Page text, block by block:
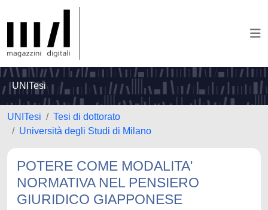
UNITesi
UNITesi
Tesi di dottorato
Università degli Studi di Milano
POTERE COME MODALITA'
NORMATIVA NEL PENSIERO
GIURIDICO GIAPPONESE